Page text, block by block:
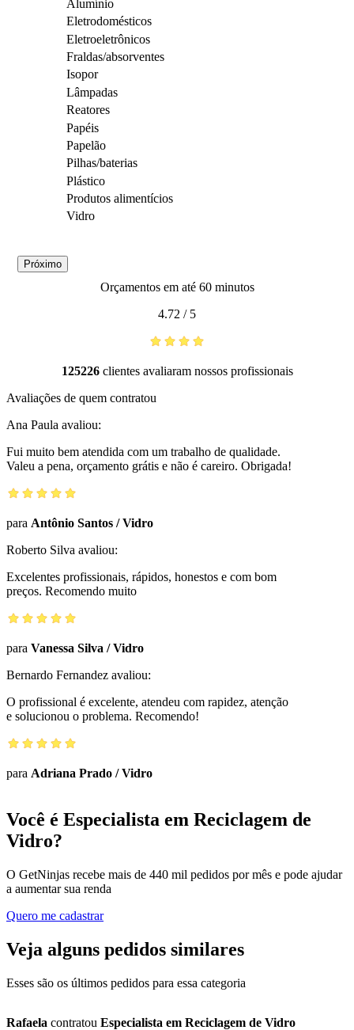
Alumínio
Eletrodomésticos
Eletroeletrônicos
Fraldas/absorventes
Isopor
Lâmpadas
Reatores
Papéis
Papelão
Pilhas/baterias
Plástico
Produtos alimentícios
Vidro
Próximo
Orçamentos em até 60 minutos
4.72 / 5
125226clientes avaliaram nossos profissionais
Avaliações de quem contratou
Ana Paula avaliou:
Fui muito bem atendida com um trabalho de qualidade.
Valeu a pena, orçamento grátis e não é careiro. Obrigada!
para Antônio Santos /Vidro
Roberto Silva avaliou:
Excelentes profissionais, rápidos, honestos e com bom
preços. Recomendo muito
para Vanessa Silva /Vidro
Bernardo Fernandez avaliou:
O profissional é excelente, atendeu com rapidez, atenção
e solucionou o problema. Recomendo!
para Adriana Prado /Vidro
Você é Especialista em Reciclagem de
Vidro?
O GetNinjas recebe mais de 440 mil pedidos por mês e pode ajudar
a aumentar sua renda
Quero me cadastrar
Veja alguns pedidos similares
Esses são os últimos pedidos para essa categoria
Rafaela contratou Especialista em Reciclagem de Vidro